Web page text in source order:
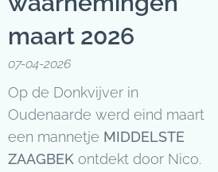
maart 2026
07-04-2026
Op de Donkvijver in
Oudenaarde werd eind maart
een mannetje MIDDELSTE
ZAAGBEK ontdekt door Nico.